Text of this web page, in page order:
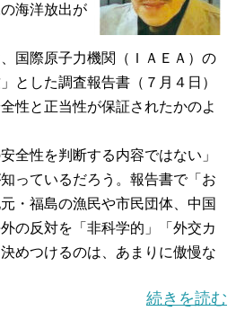
海洋放出が
国際原子力機関（ＩＡＥＡ）の
とした調査報告書（７月４日）
性と正当性が保証されたかのよ
全性を判断する内容ではない」
っているだろう。報告書で「お
・福島の漁民や市民団体、中国
の反対を「非科学的」「外交カ
めつけるのは、あまりに傲慢な
続きを読む